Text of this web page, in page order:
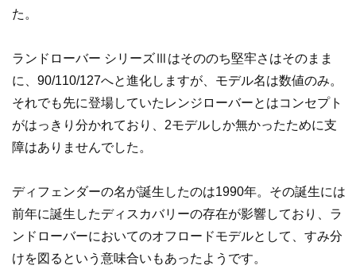
た。
ランドローバー シリーズⅢはそののち堅牢さはそのまま
に、90/110/127へと進化しますが、モデル名は数値のみ。
それでも先に登場していたレンジローバーとはコンセプト
がはっきり分かれており、2モデルしか無かったために支
障はありませんでした。
ディフェンダーの名が誕生したのは1990年。その誕生には
前年に誕生したディスカバリーの存在が影響しており、ラ
ンドローバーにおいてのオフロードモデルとして、すみ分
けを図るという意味合いもあったようです。